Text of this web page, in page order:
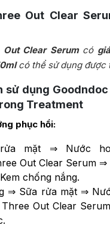
Out Clear
Out Clear Serumcó
có thể sử dụng được
sử dụng
Treatment
phục hồi:
rửa mặt ⇒ Nước
Out Clear Serum ⇒
chống nắng.
⇒ Sữa rửa mặt ⇒
Out Clear